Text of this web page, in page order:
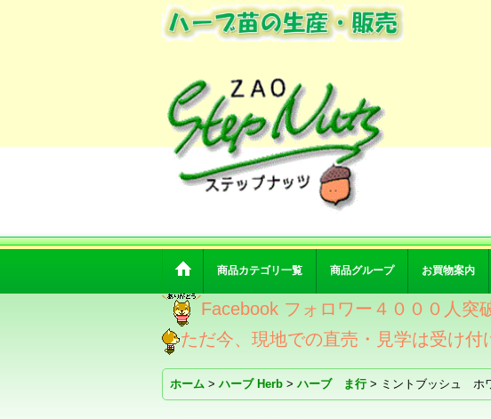
商品カテゴリ一覧 商品グループ お買物案内
Facebook フォロワー４０００人突
ただ今、現地での直売・見学は受け付
ホーム > ハーブ Herb > ハーブ ま行 > ミントブッシュ ホ